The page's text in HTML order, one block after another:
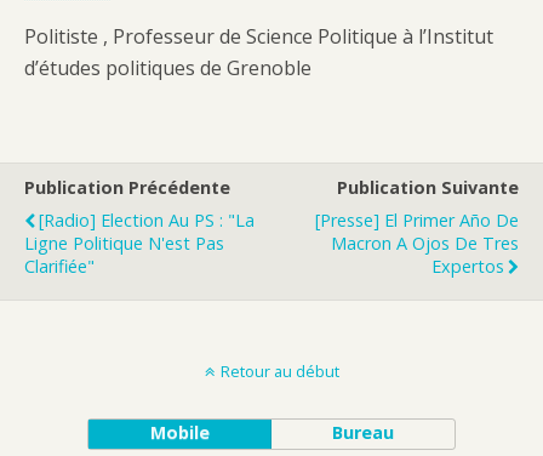
Politiste , Professeur de Science Politique à l’Institut
d’études politiques de Grenoble
Publication Précédente
[Radio] Election Au PS : "La
Ligne Politique N'est Pas
Clarifiée"
Publication Suivante
[Presse] El Primer Año De
Macron A Ojos De Tres
Expertos
Retour au début
Mobile Bureau